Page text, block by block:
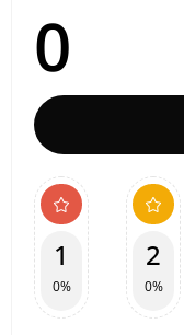
0
1
0%
2
0%